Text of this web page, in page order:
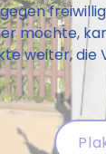
möchte,
weiter,